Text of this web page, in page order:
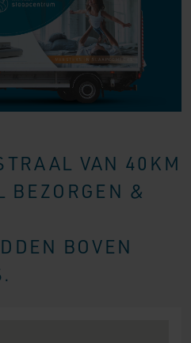
VAN 40KM
BEZORGEN &
BOVEN